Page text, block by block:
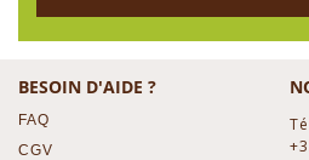
BESOIN D'AIDE ?
FAQ
CGV